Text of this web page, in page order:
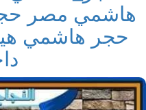
هاشمي مصر
حجر هاشمي